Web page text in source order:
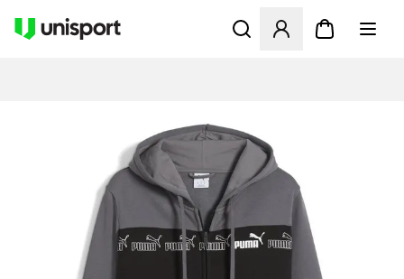
Åbner en Modal til at